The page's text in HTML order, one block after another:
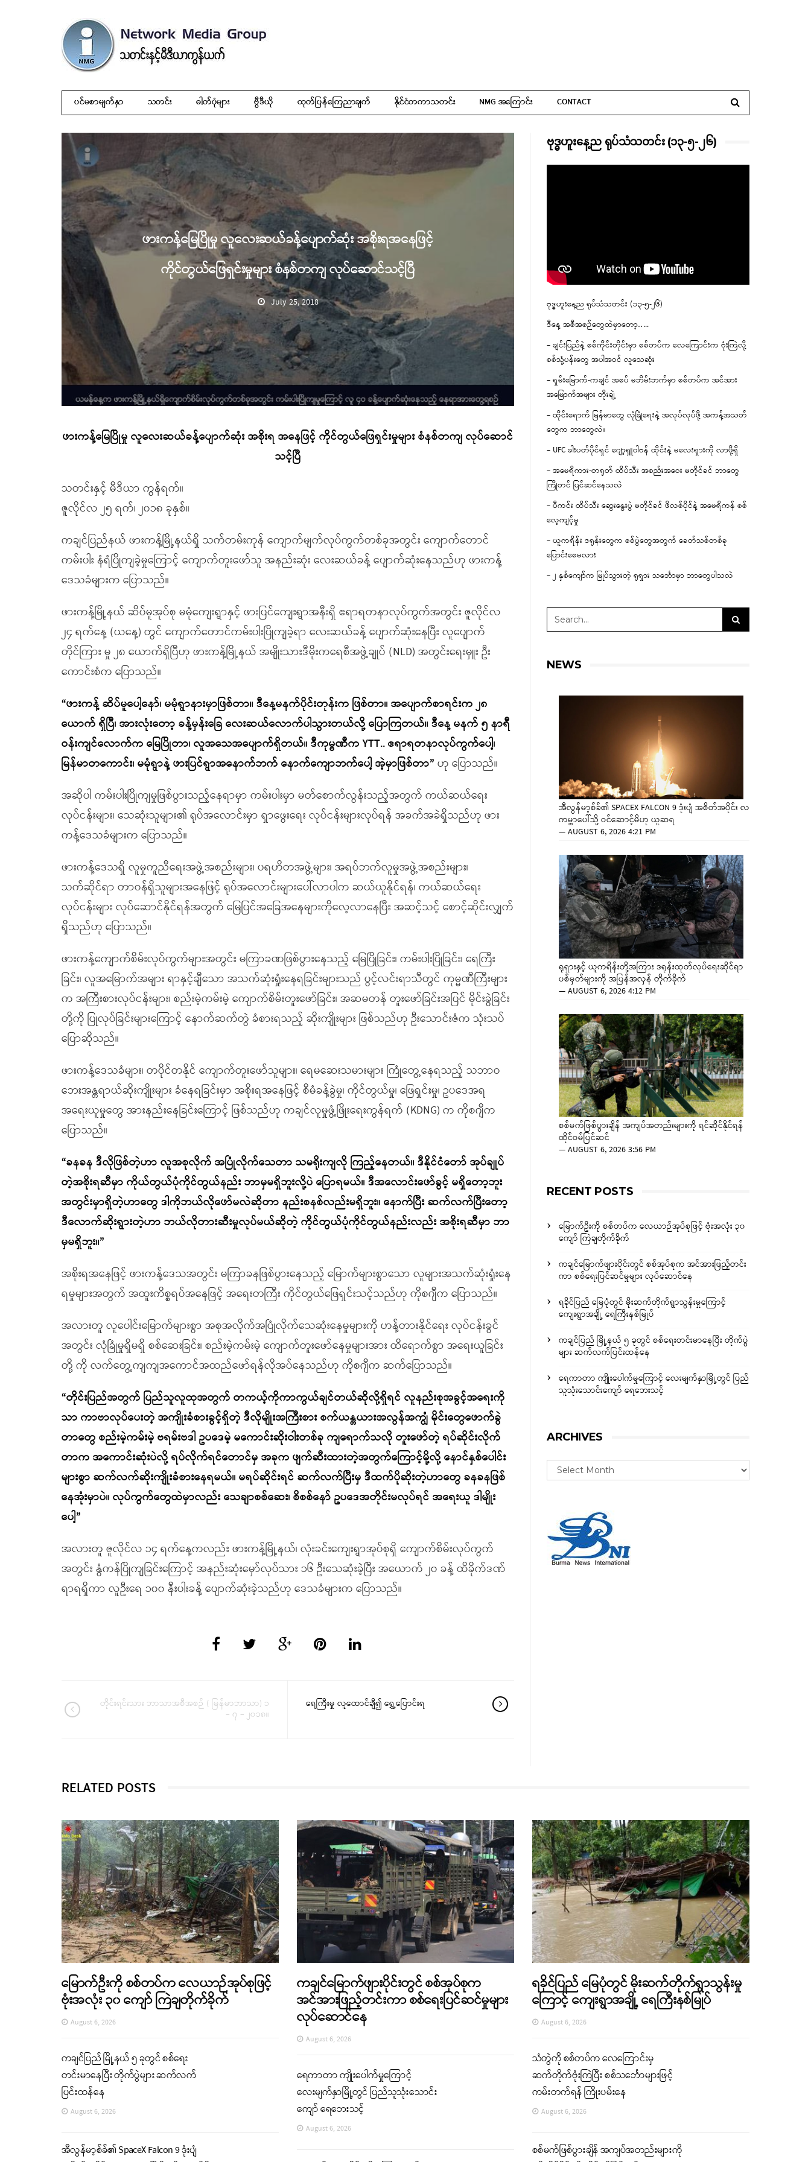
ပင်မစာမျက်နှာ သတင်း ဓါတ်ပုံများ ဗွီဒီယို ထုတ်ပြန်ကြေညာချက် နိုင်ငံတကာသတင်း NMG အကြောင်း CONTACT
ဖားကန့်မြေပြိုမှု လူလေးဆယ်ခန့်ပျောက်ဆုံး အစိုးရအနေဖြင့်
ကိုင်တွယ်ဖြေရှင်းမှုများ စံနစ်တကျ လုပ်ဆောင်သင့်ပြီ
July 25, 2018
ဖားကန့်မြေပြိုမှု လူလေးဆယ်ခန့်ပျောက်ဆုံး အစိုးရ အနေဖြင့် ကိုင်တွယ်ဖြေရှင်းမှုများ စံနစ်တကျ လုပ်ဆောင်
သင့်ပြီ
သတင်းနှင့် မီဒီယာ ကွန်ရက်။
ဇူလိုင်လ ၂၅ ရက်၊ ၂၀၁၈ ခုနှစ်။
ကချင်ပြည်နယ် ဖားကန့်မြို့နယ်ရှိ သက်တမ်းကုန် ကျောက်မျက်လုပ်ကွက်တစ်ခုအတွင်း ကျောက်တောင်
ကမ်းပါး နံရံပြိုကျခဲ့မှုကြောင့် ကျောက်တူးဖော်သူ အနည်းဆုံး လေးဆယ်ခန့် ပျောက်ဆုံးနေသည်ဟု ဖားကန့်
ဒေသခံများက ပြောသည်။
ဖားကန့်မြို့နယ် ဆိပ်မူအုပ်စု မမုံကျေးရွာနှင့် ဖားပြင်ကျေးရွာအနီးရှိ ဧရာရတနာလုပ်ကွက်အတွင်း ဇူလိုင်လ
၂၄ ရက်နေ့ (ယနေ့) တွင် ကျောက်တောင်ကမ်းပါးပြိုကျခဲ့ရာ လေးဆယ်ခန့် ပျောက်ဆုံးနေပြီး လူပျောက်
တိုင်ကြား မှု ၂၈ ယောက်ရှိပြီဟု ဖားကန့်မြို့နယ် အမျိုးသားဒီမိုးကရေစီအဖွဲ့ချုပ် (NLD) အတွင်းရေးမှူး ဦး
ကောင်းစံက ပြောသည်။
“ဖားကန့် ဆိပ်မူပေါ့နော်၊ မမုံရွာနားမှာဖြစ်တာ။ ဒီနေ့မနက်ပိုင်းတုန်းက ဖြစ်တာ။ အပျောက်စာရင်းက ၂၈
ယောက် ရှိပြီ၊ အားလုံးတော့ ခန့်မှန်းခြေ လေးဆယ်လောက်ပါသွားတယ်လို့ ပြောကြတယ်။ ဒီနေ့ မနက် ၅ နာရီ
ဝန်းကျင်လောက်က မြေပြိုတာ၊ လူအသေအပျောက်ရှိတယ်။ ဒီကုမ္ဗဏီက YTT.. ဧရာရတနာလုပ်ကွက်ပေါ့၊
မြန်မာတကောင်း၊ မမုံရွာနဲ့ ဖားပြင်ရွာအနောက်ဘက် နောက်ကျောဘက်ပေါ့ အဲ့မှာဖြစ်တာ” ဟု ပြောသည်။
အဆိုပါ ကမ်းပါးပြိုကျမှုဖြစ်ပွားသည့်နေရာမှာ ကမ်းပါးမှာ မတ်စောက်လွန်းသည့်အတွက် ကယ်ဆယ်ရေး
လုပ်ငန်းများ၊ သေဆုံးသူများ၏ ရုပ်အလောင်းမှာ ရှာဖွေးရေး လုပ်ငန်းများလုပ်ရန် အခက်အခဲရှိသည်ဟု ဖား
ကန့်ဒေသခံများက ပြောသည်။
ဖားကန့်ဒေသရှိ လူမှုကူညီရေးအဖွဲ့အစည်းများ၊ ပရဟိတအဖွဲ့များ၊ အရပ်ဘက်လူမှုအဖွဲ့အစည်းများ၊
သက်ဆိုင်ရာ တာဝန်ရှိသူများအနေဖြင့် ရုပ်အလောင်းများပေါ်လာပါက ဆယ်ယူနိုင်ရန်၊ ကယ်ဆယ်ရေး
လုပ်ငန်းများ လုပ်ဆောင်နိုင်ရန်အတွက် မြေပြင်အခြေအနေများကိုလေ့လာနေပြီး အဆင့်သင့် စောင့်ဆိုင်းလျှက်
ရှိသည်ဟု ပြောသည်။
ဖားကန့်ကျောက်စိမ်းလုပ်ကွက်များအတွင်း မကြာခဏဖြစ်ပွားနေသည့် မြေပြိုခြင်း၊ ကမ်းပါးပြိုခြင်း၊ ရေကြီး
ခြင်း၊ လူအမြောက်အများ ရာနှင့်ချီသော အသက်ဆုံးရှုံးနေရခြင်းများသည် ပွင့်လင်းရာသီတွင် ကုမ္မဏီကြီးများ
က အကြီးစားလုပ်ငန်းများ၊ စည်းမဲ့ကမ်းမဲ့ ကျောက်စိမ်းတူးဖော်ခြင်း၊ အဆမတန် တူးဖော်ခြင်းအပြင် မိုင်းခွဲခြင်း
တို့ကို ပြုလုပ်ခြင်းများကြောင့် နောက်ဆက်တွဲ ခံစားရသည့် ဆိုးကျိုးများ ဖြစ်သည်ဟု ဦးသောင်းဇံက သုံးသပ်
ပြောဆိုသည်။
ဖားကန့်ဒေသခံများ၊ တပိုင်တနိုင် ကျောက်တူးဖော်သူများ၊ ရေမဆေးသမားများ ကြုံတွေ့နေရသည့် သဘာဝ
ဘေးအန္တရာယ်ဆိုးကျိုးများ ခံနေရခြင်းမှာ အစိုးရအနေဖြင့် စီမံခန့်ခွဲမှု၊ ကိုင်တွယ်မှု၊ ဖြေရှင်းမှု၊ ဥပဒေအရ
အရေးယူမှုတွေ အားနည်းနေခြင်းကြောင့် ဖြစ်သည်ဟု ကချင်လူမှုဖွံ့ဖြိုးရေးကွန်ရက် (KDNG) က ကိုစဂျီက
ပြောသည်။
“ခနခန ဒီလိုဖြစ်တဲ့ဟာ လူအစုလိုက် အပြုံလိုက်သေတာ သမရိုးကျလို ကြည့်နေတယ်။ ဒီနိုင်ငံတော် အုပ်ချုပ်
တဲ့အစိုးရဆီမှာ ကိုယ်တွယ်ပုံကိုင်တွယ်နည်း ဘာမှမရှိဘူးလို့ပဲ ပြောရမယ်။ ဒီအလောင်းဖော်ခွင့် မရှိတော့ဘူး
အတွင်းမှာရှိတဲ့ဟာတွေ ဒါကိုဘယ်လိုဖော်မလဲဆိုတာ နည်းစနစ်လည်းမရှိဘူး။ နောက်ပြီး ဆက်လက်ပြီးတော့
ဒီလောက်ဆိုးရွားတဲ့ဟာ ဘယ်လိုတားဆီးမှုလုပ်မယ်ဆိုတဲ့ ကိုင်တွယ်ပုံကိုင်တွယ်နည်းလည်း အစိုးရဆီမှာ ဘာ
မှမရှိဘူး။”
အစိုးရအနေဖြင့် ဖားကန့်ဒေသအတွင်း မကြာခနဖြစ်ပွားနေသည့် မြောက်များစွာသော လူများအသက်ဆုံးရှုံးနေ
ရမှုများအတွက် အထူးကိစ္စရပ်အနေဖြင့် အရေးတကြီး ကိုင်တွယ်ဖြေရှင်းသင့်သည်ဟု ကိုစဂျီက ပြောသည်။
အလားတူ လူပေါင်းမြောက်များစွာ အစုအလိုက်အပြုံလိုက်သေဆုံးနေမှုများကို ဟန့်တားနိုင်ရေး လုပ်ငန်းခွင်
အတွင်း လုံခြုံမှုရှိမရှိ စစ်ဆေးခြင်း၊ စည်းမဲ့ကမ်းမဲ့ ကျောက်တူးဖော်နေမှုများအား ထိရောက်စွာ အရေးယူခြင်း
တို့ ကို လက်တွေ့ကျကျအကောင်အထည်ဖော်ရန်လိုအပ်နေသည်ဟု ကိုစဂျီက ဆက်ပြောသည်။
“တိုင်းပြည်အတွက် ပြည်သူလူထုအတွက် တကယ့်ကိုကာကွယ်ချင်တယ်ဆိုလို့ရှိရင် လူနည်းစုအခွင့်အရေးကို
သာ ကာဗာလုပ်ပေးတဲ့ အကျိုးခံစားခွင့်ရှိတဲ့ ဒီလိုမျိုးအကြီးစား စက်ယန္တယားအလွန်အကျွံ မိုင်းတွေဖောက်ခွဲ
တာတွေ စည်းမဲ့ကမ်းမဲ့ ဗရမ်းဗဒါ ဥပဒေမဲ့ မကောင်းဆိုးဝါးတစ်ခု ကျရောက်သလို တူးဖော်တဲ့ ရပ်ဆိုင်းလိုက်
တာက အကောင်းဆုံးပဲလို့ ရပ်လိုက်ရင်တောင်မှ အခုက ဖျက်ဆီးထားတဲ့အတွက်ကြောင့်မို့လို့ နောင်နှစ်ပေါင်း
များစွာ ဆက်လက်ဆိုးကျိုးခံစားနေရမယ်။ မရပ်ဆိုင်းရင် ဆက်လက်ပြီးမှ ဒီထက်ပိုဆိုးတဲ့ဟာတွေ ခနခနဖြစ်
နေအုံးမှာပဲ။ လုပ်ကွက်တွေထဲမှာလည်း သေချာစစ်ဆေး၊ စိစစ်နော် ဥပဒေအတိုင်းမလုပ်ရင် အရေးယူ ဒါမျိုး
ပေါ့”
အလားတူ ဇူလိုင်လ ၁၄ ရက်နေ့ကလည်း ဖားကန့်မြို့နယ်၊ လုံးခင်းကျေးရွာအုပ်စုရှိ ကျောက်စိမ်းလုပ်ကွက်
အတွင်း နွံကန်ပြိုကျခြင်းကြောင့် အနည်းဆုံးမှော်လုပ်သား ၁၆ ဦးသေဆုံးခဲ့ပြီး အယောက် ၂၀ ခန့် ထိခိုက်ဒဏ်
ရာရရှိကာ လူဦးရေ ၁၀၀ နီးပါးခန့် ပျောက်ဆုံးခဲ့သည်ဟု ဒေသခံများက ပြောသည်။
တိုင်းရင်းသား ဘာသာအစီအစဉ် ( မြန်မာဘာသာ) ၁
– ၇ – ၂၀၁၈။
ရေကြီးမှု လူထောင်ချီ၍ ရွှေ့ပြောင်းရ
ဗုဒ္ဓဟူးနေ့ည ရုပ်သံသတင်း (၁၃-၅-၂၆)
ဗုဒ္ဓဟူးနေ့ည ရုပ်သံသတင်း (၁၃-၅-၂၆)
ဒီနေ့ အစီအစဉ်တွေထဲမှာတော့…..
– ချင်းပြည်နဲ့ စစ်ကိုင်းတိုင်းမှာ စစ်တပ်က လေကြောင်းက ဗုံးကြဲလို့
စစ်သုံ့ပန်းတွေ အပါအဝင် လူသေဆုံး
– ရှမ်းမြောက်-ကချင် အစပ် မဘိမ်းဘက်မှာ စစ်တပ်က အင်အား
အမြောက်အများ တိုးချဲ့
– ထိုင်းရောက် မြန်မာတွေ လုံခြုံရေးနဲ့ အလုပ်လုပ်ဖို့ အကန့်အသတ်
တွေက ဘာတွေလဲ။
– UFC ခါးပတ်ပိုင်ရှင် ဂျော့ရှူဝါဗန် ထိုင်းနဲ့ မလေးရှားကို လာဖို့ရှိ
– အမေရိကား-တရုတ် ထိပ်သီး အစည်းအဝေး မတိုင်ခင် ဘာတွေ
ကြိုတင် ပြင်ဆင်နေသလဲ
– ပီကင်း ထိပ်သီး ဆွေးနွေးပွဲ မတိုင်ခင် ဖိလစ်ပိုင်နဲ့ အမေရိကန် စစ်
လေ့ကျင့်မှု
– ယူကရိန်း ဒရုန်းတွေက စစ်ပွဲတွေအတွက် ခေတ်သစ်တစ်ခု
ပြောင်းစေမလား
– ၂ နှစ်ကျော်က မြုပ်သွားတဲ့ ရုရှား သင်္ဘောမှာ ဘာတွေပါသလဲ
NEWS
အီလွန်မာ့စ်ခ်၏ SPACEX FALCON 9 ဒုံးပျံ အစိတ်အပိုင်း လ
ကမ္ဘာပေါ်သို့ ဝင်ဆောင့်မိဟု ယူဆရ
—AUGUST 6, 2026 4:21 PM
ရုရှားနှင့် ယူကရိန်းတို့အကြား ဒရုန်းထုတ်လုပ်ရေးဆိုင်ရာ
ပစ်မှတ်များကို အပြန်အလှန် တိုက်ခိုက်
—AUGUST 6, 2026 4:12 PM
စစ်မက်ဖြစ်ပွားချိန် အကျပ်အတည်းများကို ရင်ဆိုင်နိုင်ရန်
ထိုင်ဝမ်ပြင်ဆင်
—AUGUST 6, 2026 3:56 PM
RECENT POSTS
မြောက်ဦးကို စစ်တပ်က လေယာဉ်အုပ်စုဖြင့် ဗုံးအလုံး ၃၀
ကျော် ကြဲချတိုက်ခိုက်
ကချင်မြောက်ဖျားပိုင်းတွင် စစ်အုပ်စုက အင်အားဖြည့်တင်း
ကာ စစ်ရေးပြင်ဆင်မှုများ လုပ်ဆောင်နေ
ရခိုင်ပြည် မြေပုံတွင် မိုးဆက်တိုက်ရွာသွန်းမှုကြောင့်
ကျေးရွာအချို့ ရေကြီးနစ်မြုပ်
ကချင်ပြည် မြို့နယ် ၅ ခုတွင် စစ်ရေးတင်းမာနေပြီး တိုက်ပွဲ
များ ဆက်လက်ပြင်းထန်နေ
ရေကာတာ ကျိုးပေါက်မှုကြောင့် လေးမျက်နှာမြို့တွင် ပြည်
သူသုံးသောင်းကျော် ရေဘေးသင့်
ARCHIVES
RELATED POSTS
မြောက်ဦးကို စစ်တပ်က လေယာဉ်အုပ်စုဖြင့်
ဗုံးအလုံး ၃၀ ကျော် ကြဲချတိုက်ခိုက်
August 6, 2026
ကချင်ပြည် မြို့နယ် ၅ ခုတွင် စစ်ရေး
တင်းမာနေပြီး တိုက်ပွဲများ ဆက်လက်
ပြင်းထန်နေ
August 6, 2026
အီလွန်မာ့စ်ခ်၏ SpaceX Falcon 9 ဒုံးပျံ
ကချင်မြောက်ဖျားပိုင်းတွင် စစ်အုပ်စုက
အင်အားဖြည့်တင်းကာ စစ်ရေးပြင်ဆင်မှုများ
လုပ်ဆောင်နေ
August 6, 2026
ရေကာတာ ကျိုးပေါက်မှုကြောင့်
လေးမျက်နှာမြို့တွင် ပြည်သူသုံးသောင်း
ကျော် ရေဘေးသင့်
August 6, 2026
ရခိုင်ပြည် မြေပုံတွင် မိုးဆက်တိုက်ရွာသွန်းမှု
ကြောင့် ကျေးရွာအချို့ ရေကြီးနစ်မြုပ်
August 6, 2026
သံတွဲကို စစ်တပ်က လေကြောင်းမှ
ဆက်တိုက်ဗုံးကြဲပြီး စစ်သင်္ဘောများဖြင့်
ကမ်းတက်ရန် ကြိုးပမ်းနေ
August 6, 2026
စစ်မက်ဖြစ်ပွားချိန် အကျပ်အတည်းများကို